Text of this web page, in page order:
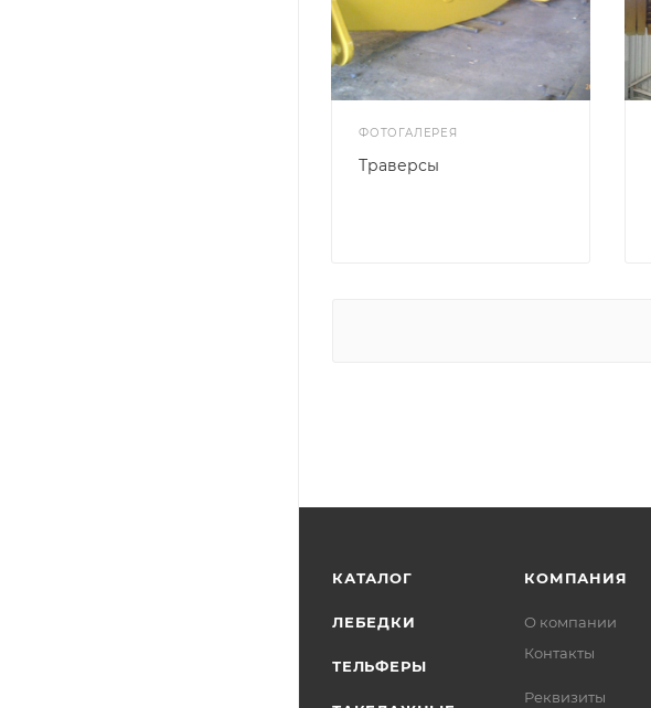
ФОТОГАЛЕРЕЯ
Траверсы
КАТАЛОГ
ЛЕБЕДКИ
ТЕЛЬФЕРЫ
КОМПАНИЯ
О компании
Контакты
Реквизиты